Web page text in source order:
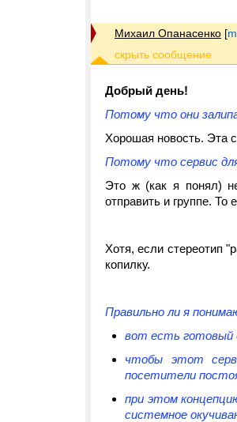
Михаил Опанасенко [
Добрый день!
Потому что они
Хорошая новость. Эта
Потому что сервис
Это ж (как я понял)
отправить и группе.
Хотя, если стереотип
копилку.
Правильно ли я
вот есть готовый
чтобы этот
посетители
при этом
системное